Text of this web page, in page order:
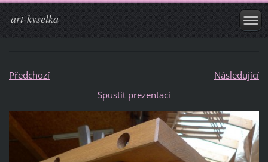
art-kyselka
Předchozí
Následující
Spustit prezentaci